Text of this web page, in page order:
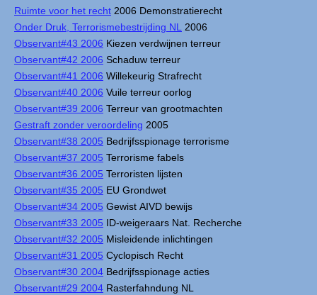
Ruimte voor het recht 2006 Demonstratierecht
Onder Druk, Terrorismebestrijding NL 2006
Observant#43 2006 Kiezen verdwijnen terreur
Observant#42 2006 Schaduw terreur
Observant#41 2006 Willekeurig Strafrecht
Observant#40 2006 Vuile terreur oorlog
Observant#39 2006 Terreur van grootmachten
Gestraft zonder veroordeling 2005
Observant#38 2005 Bedrijfsspionage terrorisme
Observant#37 2005 Terrorisme fabels
Observant#36 2005 Terroristen lijsten
Observant#35 2005 EU Grondwet
Observant#34 2005 Gewist AIVD bewijs
Observant#33 2005 ID-weigeraars Nat. Recherche
Observant#32 2005 Misleidende inlichtingen
Observant#31 2005 Cyclopisch Recht
Observant#30 2004 Bedrijfsspionage acties
Observant#29 2004 Rasterfahndung NL